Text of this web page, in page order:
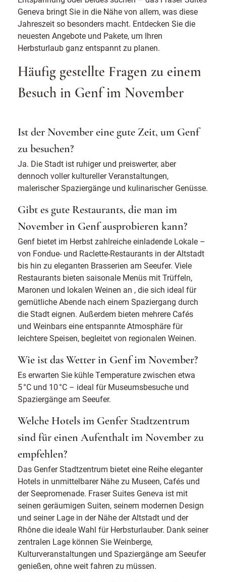
Geneva bringt Sie in die Nähe von allem, was diese
Jahreszeit so besonders macht. Entdecken Sie die
neuesten Angebote und Pakete, um Ihren
Herbsturlaub ganz entspannt zu planen.
Häufig gestellte Fragen zu einem
Besuch in Genf im November
Ist der November eine gute Zeit, um Genf
zu besuchen?
Ja. Die Stadt ist ruhiger und preiswerter, aber
dennoch voller kultureller Veranstaltungen,
malerischer Spaziergänge und kulinarischer Genüsse.
Gibt es gute Restaurants, die man im
November in Genf ausprobieren kann?
Genf bietet im Herbst zahlreiche einladende Lokale –
von Fondue- und Raclette-Restaurants in der Altstadt
bis hin zu eleganten Brasserien am Seeufer. Viele
Restaurants bieten saisonale Menüs mit Trüffeln,
Maronen und lokalen Weinen an , die sich ideal für
gemütliche Abende nach einem Spaziergang durch
die Stadt eignen. Außerdem bieten mehrere Cafés
und Weinbars eine entspannte Atmosphäre für
leichtere Speisen, begleitet von regionalen Weinen.
Wie ist das Wetter in Genf im November?
Es erwarten Sie kühle Temperature zwischen etwa
5 °C und 10 °C – ideal für Museumsbesuche und
Spaziergänge am Seeufer.
Welche Hotels im Genfer Stadtzentrum
sind für einen Aufenthalt im November zu
empfehlen?
Das Genfer Stadtzentrum bietet eine Reihe eleganter
Hotels in unmittelbarer Nähe zu Museen, Cafés und
der Seepromenade. Fraser Suites Geneva ist mit
seinen geräumigen Suiten, seinem modernen Design
und seiner Lage in der Nähe der Altstadt und der
Rhône die ideale Wahl für Herbsturlauber. Dank seiner
zentralen Lage können Sie Weinberge,
Kulturveranstaltungen und Spaziergänge am Seeufer
genießen, ohne weit fahren zu müssen.